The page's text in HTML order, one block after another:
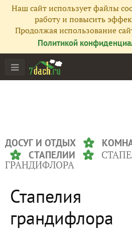
Наш сайт использует файлы
работу и повысить
Продолжая использование
Политикой
ДОСУГ И ОТДЫХ
СТАПЕЛИИ
ГРАНДИФЛОРА
Стапелия
грандифлора